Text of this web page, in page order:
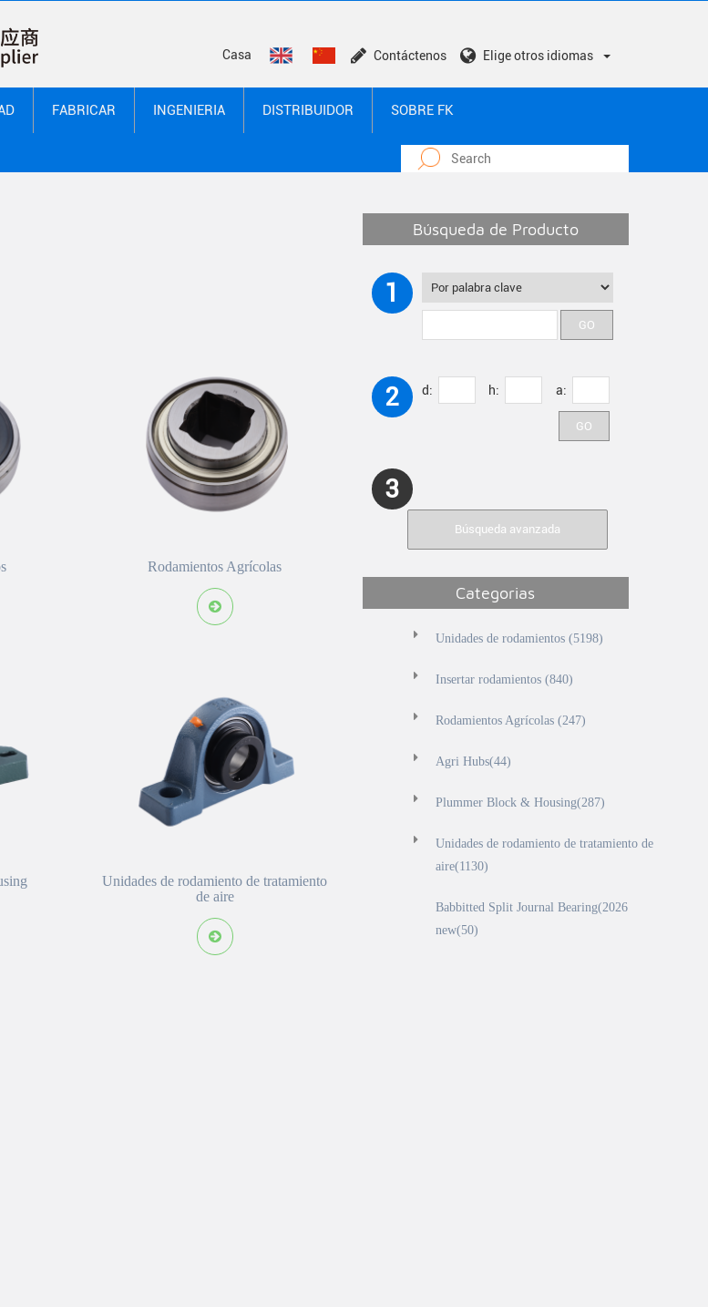
Casa Contáctenos Elige otros idiomas
FABRICAR INGENIERIA DISTRIBUIDOR SOBRE FK
Rodamientos Agrícolas
Unidades de rodamiento de tratamiento
de aire
Búsqueda de Producto
1
2 d: h: a:
3
Búsqueda avanzada
Categorias
Unidades de rodamientos (5198)
Insertar rodamientos (840)
Rodamientos Agrícolas (247)
Agri Hubs(44)
Plummer Block & Housing(287)
Unidades de rodamiento de tratamiento de
aire(1130)
Babbitted Split Journal Bearing(2026
new(50)